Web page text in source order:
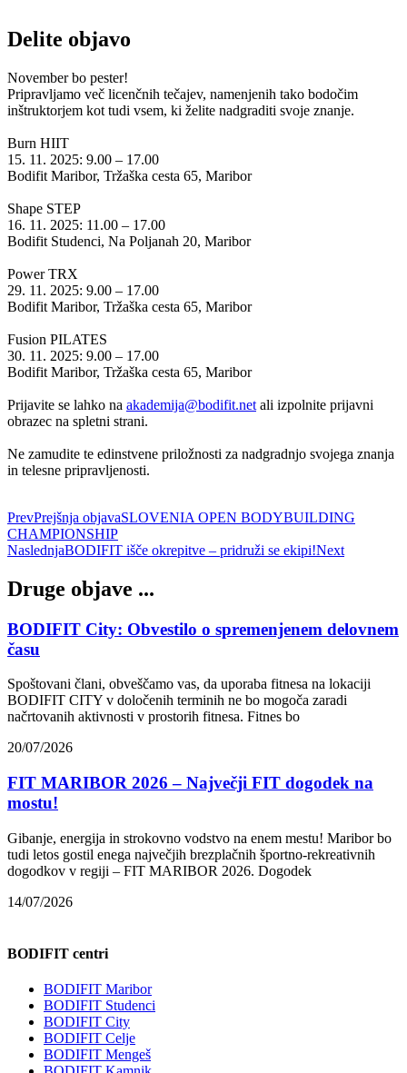
Delite objavo
November bo pester!
Pripravljamo več licenčnih tečajev, namenjenih tako bodočim
inštruktorjem kot tudi vsem, ki želite nadgraditi svoje znanje.
Burn HIIT
15. 11. 2025: 9.00 – 17.00
Bodifit Maribor, Tržaška cesta 65, Maribor
Shape STEP
16. 11. 2025: 11.00 – 17.00
Bodifit Studenci, Na Poljanah 20, Maribor
Power TRX
29. 11. 2025: 9.00 – 17.00
Bodifit Maribor, Tržaška cesta 65, Maribor
Fusion PILATES
30. 11. 2025: 9.00 – 17.00
Bodifit Maribor, Tržaška cesta 65, Maribor
Prijavite se lahko na akademija@bodifit.net ali izpolnite prijavni
obrazec na spletni strani.
Ne zamudite te edinstvene priložnosti za nadgradnjo svojega znanja
in telesne pripravljenosti.
PrevPrejšnja objavaSLOVENIA OPEN BODYBUILDING
CHAMPIONSHIP
NaslednjaBODIFIT išče okrepitve – pridruži se ekipi!Next
Druge objave ...
BODIFIT City: Obvestilo o spremenjenem delovnem
času
Spoštovani člani, obveščamo vas, da uporaba fitnesa na lokaciji
BODIFIT CITY v določenih terminih ne bo mogoča zaradi
načrtovanih aktivnosti v prostorih fitnesa. Fitnes bo
20/07/2026
FIT MARIBOR 2026 – Največji FIT dogodek na
mostu!
Gibanje, energija in strokovno vodstvo na enem mestu! Maribor bo
tudi letos gostil enega največjih brezplačnih športno-rekreativnih
dogodkov v regiji – FIT MARIBOR 2026. Dogodek
14/07/2026
BODIFIT centri
BODIFIT Maribor
BODIFIT Studenci
BODIFIT City
BODIFIT Celje
BODIFIT Mengeš